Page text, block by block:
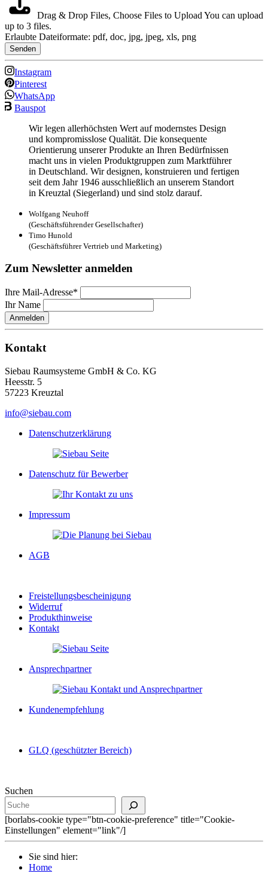
Drag & Drop Files, Choose Files to Upload You can upload
up to 3 files.
Erlaubte Dateiformate: pdf, doc, jpg, jpeg, xls, png
Senden
Instagram
Pinterest
WhatsApp
Bauspot
Wir legen allerhöchsten Wert auf modernstes Design
und kompromisslose Qualität. Die konsequente
Orientierung unserer Produkte an Ihren Bedürfnissen
macht uns in vielen Produktgruppen zum Marktführer
in Deutschland. Wir designen, konstruieren und fertigen
seit dem Jahr 1946 ausschließlich an unserem Standort
in Kreuztal (Siegerland) und sind stolz darauf.
Wolfgang Neuhoff
(Geschäftsführender Gesellschafter)
Timo Hunold
(Geschäftsführer Vertrieb und Marketing)
Zum Newsletter anmelden
Ihre Mail-Adresse*
Ihr Name
Anmelden
Kontakt
Siebau Raumsysteme GmbH & Co. KG
Heesstr. 5
57223 Kreuztal
info@siebau.com
Datenschutzerklärung
Datenschutz für Bewerber
Impressum
AGB
Freistellungsbescheinigung
Widerruf
Produkthinweise
Kontakt
Ansprechpartner
Kundenempfehlung
GLQ (geschützter Bereich)
Suchen
[borlabs-cookie type="btn-cookie-preference" title="Cookie-
Einstellungen" element="link"/]
Sie sind hier:
Home